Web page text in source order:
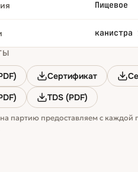
Пищевое
Сертификат
TDS (PDF)
партию предоставляем с каждой